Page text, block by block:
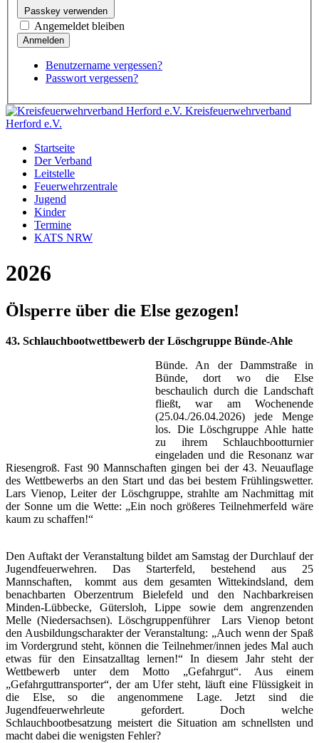
Passkey verwenden
Angemeldet bleiben
Benutzername vergessen?
Passwort vergessen?
Kreisfeuerwehrverband
Herford e.V.
Startseite
Der Verband
Leitstelle
Feuerwehrzentrale
Jugend
Kinder
Termine
KATS NRW
2026
Ölsperre über die Else gezogen!
43. Schlauchbootwettbewerb der Löschgruppe Bünde-Ahle
Bünde. An der Dammstraße in
Bünde, dort wo die Else
beschaulich durch die Landschaft
fließt, war am Wochenende
(25.04./26.04.2026) jede Menge
los. Die Löschgruppe Ahle hatte
zu ihrem Schlauchbootturnier
eingeladen und die Resonanz war
Riesengroß. Fast 90 Mannschaften gingen bei der 43. Neuauflage
des Wettbewerbs an den Start und das bei bestem Frühlingswetter.
Lars Vienop, Leiter der Löschgruppe, strahlte am Nachmittag mit
der Sonne um die Wette: „Ein noch größeres Teilnehmerfeld wäre
kaum zu schaffen!“
Den Auftakt der Veranstaltung bildet am Samstag der Durchlauf der
Jugendfeuerwehren. Das Starterfeld, bestehend aus 25
Mannschaften, kommt aus dem gesamten Wittekindsland, dem
benachbarten Oberzentrum Bielefeld und den Nachbarkreisen
Minden-Lübbecke, Gütersloh, Lippe sowie dem angrenzenden
Melle (Niedersachsen). Löschgruppenführer Lars Vienop betont
den Ausbildungscharakter der Veranstaltung: „Auch wenn der Spaß
im Vordergrund steht, können die Teilnehmer/innen jedes Mal auch
etwas für den Einsatzalltag lernen!“ In diesem Jahr steht der
Wettbewerb unter dem Motto „Gefahrgut“. Aus einem
„Gefahrguttransporter“, der am Ufer steht, läuft eine Flüssigkeit in
die Else, so die angenommene Lage. Jetzt sind die
Jugendfeuerwehrleute gefordert. Doch welche
Schlauchbootbesatzung meistert die Situation am schnellsten und
macht dabei die wenigsten Fehler?